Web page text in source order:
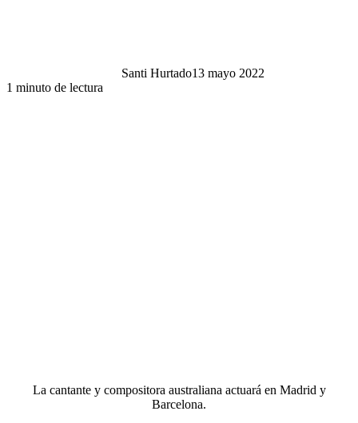
Santi Hurtado13 mayo 2022
1 minuto de lectura
La cantante y compositora australiana actuará en Madrid y
Barcelona.